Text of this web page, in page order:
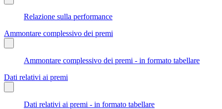
Relazione sulla performance
Ammontare complessivo dei premi
Ammontare complessivo dei premi - in formato tabellare
Dati relativi ai premi
Dati relativi ai premi - in formato tabellare